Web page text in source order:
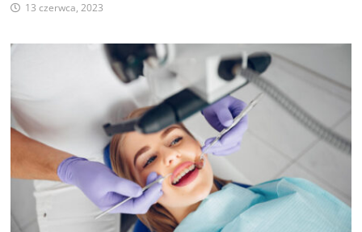
13 czerwca, 2023